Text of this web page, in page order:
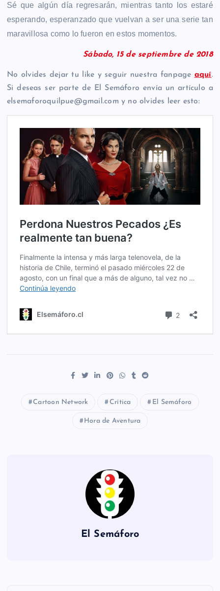
Sé que algún día regresarán, mientras tanto los estaré
esperando, esperanzado que vuelvan a ser una serie tan
maravillosa como lo fueron en estos momentos.
Sábado, 15 de septiembre de 2018
No olvides dejar tu like y seguir nuestra fanpage aquí.
Si deseas ser parte de El Semáforo envía un artículo a
elsemaforoquilpue@gmail.com y no olvides leer esto:
Cartoon Network Crítica El Semáforo
Hora de Aventura
El Semáforo